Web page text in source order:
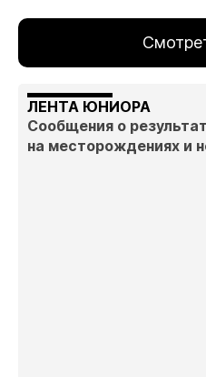
ЛЕНТА ЮНИОРА
Сообщения о
на месторождениях и